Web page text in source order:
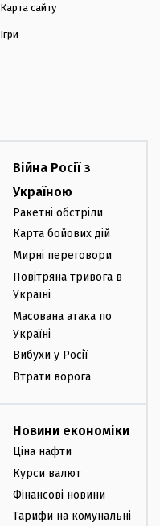
Карта сайту
Ігри
Війна Росії з
Україною
Ракетні обстріли
Карта бойових дій
Мирні переговори
Повітряна тривога в
Україні
Масована атака по
Україні
Вибухи у Росії
Втрати ворога
Новини економіки
Ціна нафти
Курси валют
Фінансові новини
Тарифи на комунальні